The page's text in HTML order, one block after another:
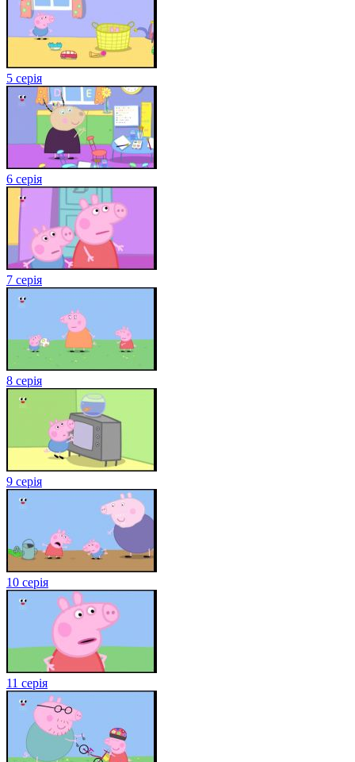
5 серія
6 серія
7 серія
8 серія
9 серія
10 серія
11 серія